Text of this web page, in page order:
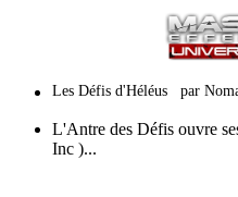
Les Défis d'Héléus par
L'Antre des Défis ouvre
Inc )...